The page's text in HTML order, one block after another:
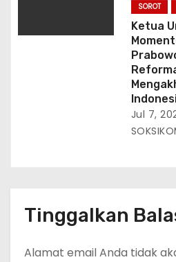
SOROT
Ketua
Jul 7,
Tinggalkan
Alamat email Anda tidak